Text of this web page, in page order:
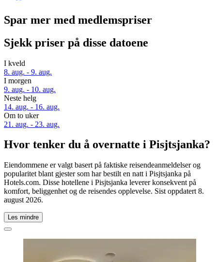
Spar mer med medlemspriser
Sjekk priser på disse datoene
I kveld
8. aug. - 9. aug.
I morgen
9. aug. - 10. aug.
Neste helg
14. aug. - 16. aug.
Om to uker
21. aug. - 23. aug.
Hvor tenker du å overnatte i Pisjtsjanka?
Eiendommene er valgt basert på faktiske reisendeanmeldelser og
popularitet blant gjester som har bestilt en natt i Pisjtsjanka på
Hotels.com. Disse hotellene i Pisjtsjanka leverer konsekvent på
komfort, beliggenhet og de reisendes opplevelse. Sist oppdatert 8.
august 2026.
Les mindre